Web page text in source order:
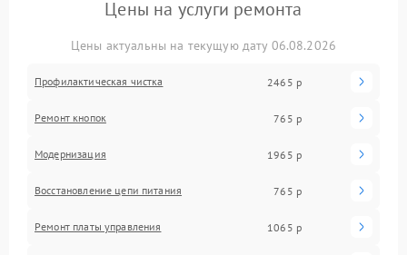
Цены на услуги ремонта
Цены актуальны на текущую дату 06.08.2026
Профилактическая чистка 2465 р
Ремонт кнопок 765 р
Модернизация 1965 р
Восстановление цепи питания 765 р
Ремонт платы управления 1065 р